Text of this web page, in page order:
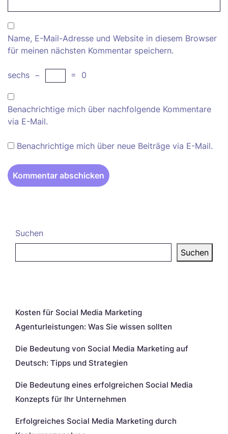
Name, E-Mail-Adresse und Website in diesem Browser
für meinen nächsten Kommentar speichern.
sechs − = 0
Benachrichtige mich über nachfolgende Kommentare
via E-Mail.
Benachrichtige mich über neue Beiträge via E-Mail.
Suchen
Suchen
Kosten für Social Media Marketing
Agenturleistungen: Was Sie wissen sollten
Die Bedeutung von Social Media Marketing auf
Deutsch: Tipps und Strategien
Die Bedeutung eines erfolgreichen Social Media
Konzepts für Ihr Unternehmen
Erfolgreiches Social Media Marketing durch